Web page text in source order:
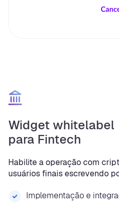
Widget whitelabel
para Fintech
Habilite a operação com
usuários finais escrevendo
Implementação e